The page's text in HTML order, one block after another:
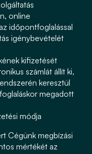
online
időpontfoglalással
igénybevételét
kifizetését
számlát állít ki,
keresztül
megadott
módja
Cégünk megbízási
mértékét az